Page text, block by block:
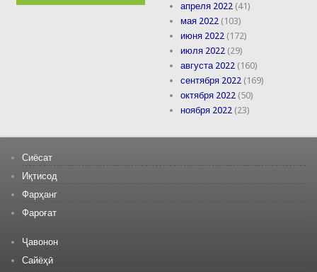
апреля 2022 (41)
мая 2022 (103)
июня 2022 (172)
июля 2022 (29)
августа 2022 (160)
сентября 2022 (169)
октября 2022 (50)
ноября 2022 (23)
Сиёсат
Иқтисод
Фарҳанг
Фароғат
Ҷавонон
Сайёҳӣ